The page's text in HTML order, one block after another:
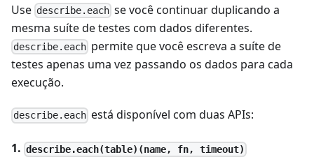
Use describe.each se você continuar duplicando a
mesma suíte de testes com dados diferentes.
describe.each permite que você escreva a suíte de
testes apenas uma vez passando os dados para cada
execução.
describe.each está disponível com duas APIs:
1. describe.each(table)(name, fn, timeout)